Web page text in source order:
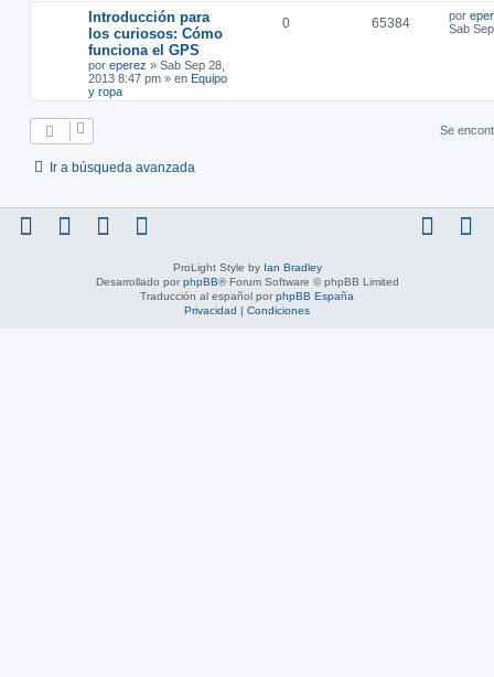
Introducción para
los curiosos: Cómo
funciona el GPS
por eperez » Sab Sep 28,
2013 8:47 pm » en Equipo
y ropa
0 65384 por
Sab
Se
Ir a búsqueda avanzada
ProLight Style by Ian Bradley
Desarrollado por phpBB® Forum Software © phpBB Limited
Traducción al español por phpBB España
Privacidad | Condiciones